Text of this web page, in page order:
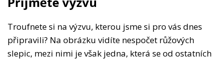
Troufnete si na výzvu, kterou jsme si pro vás dnes
připravili? Na obrázku vidíte nespočet růžových
slepic, mezi nimi je však jedna, která se od ostatních